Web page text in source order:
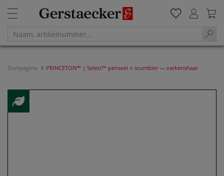
Startpagina PRINCETON™ | Select™ penseel ○ scumbler — varkenshaar